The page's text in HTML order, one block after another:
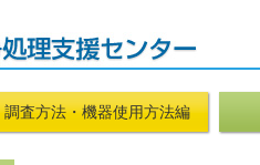
調査方法・機器使用方法編